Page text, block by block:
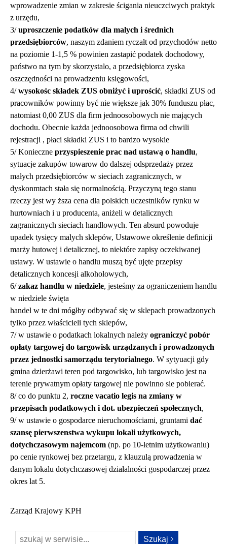
wprowadzenie zmian w zakresie ścigania nieuczciwych praktyk
z urzędu,
3/uproszczenie podatków dla malych i średnich
przedsiębiorców, naszym zdaniem ryczałt od przychodów netto
na poziomie 1-1,5 % powinien zastapić podatek dochodowy,
państwo na tym by skorzystalo, a przedsiębiorca zyska
oszczędności na prowadzeniu księgowości,
4/wysokośc składek ZUS obniżyć i uprościć, składki ZUS od
pracowników powinny być nie większe jak 30% funduszu płac,
natomiast 0,00 ZUS dla firm jednoosobowych nie mających
dochodu. Obecnie każda jednoosobowa firma od chwili
rejestracji , płaci składki ZUS i to bardzo wysokie
5/ Konieczne przyspieszenie prac nad ustawą o handlu,
sytuacje zakupów towarow do dalszej odsprzedaży przez
małych przedsiębiorców w sieciach zagranicznych, w
dyskonmtach stała się normalnością. Przyczyną tego stanu
rzeczy jest wy ższa cena dla polskich uczestników rynku w
hurtowniach i u producenta, aniżeli w detalicznych
zagranicznych sieciach handlowych. Ten absurd powoduje
upadek tysięcy malych sklepów, Ustawowe określenie definicji
marży hutowej i detalicznej, to niektóre zapisy oczekiwanej
ustawy. W ustawie o handlu muszą być ujęte przepisy
detalicznych koncesji alkoholowych,
6/zakaz handlu w niedziele, jesteśmy za ograniczeniem handlu
w niedziele święta
handel w te dni mógłby odbywać się w sklepach prowadzonych
tylko przez właścicieli tych sklepów,
7/ w ustawie o podatkach lokalnych należy ograniczyć pobór
opłaty targowej do targowisk urządzanych i prowadzonych
przez jednostki samorządu terytorialnego. W sytyuacji gdy
gmina dzierżawi teren pod targowisko, lub targowisko jest na
terenie prywatnym opłaty targowej nie powinno sie pobierać.
8/ co do punktu 2, roczne vacatio legis na zmiany w
przepisach podatkowych i dot. ubezpieczeń społecznych,
9/ w ustawie o gospodarce nieruchomościami, gruntami dać
szansę pierwszenstwa wykupu lokali użytkowych,
dotychczasowym najemcom (np. po 10-letnim użytkowaniu)
po cenie rynkowej bez przetargu, z klauzulą prowadzenia w
danym lokalu dotychczasowej działalności gospodarczej przez
okres lat 5.
Zarząd Krajowy KPH